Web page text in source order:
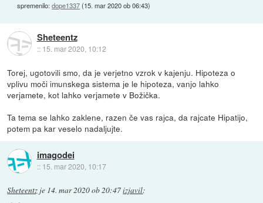
spremenilo:dope1337(15. mar 2020 ob 06:43)
Sheteentz
:: 15. mar 2020, 10:12
Torej, ugotovili smo, da je verjetno vzrok v kajenju. Hipoteza o
vplivu moči imunskega sistema je le hipoteza, vanjo lahko
verjamete, kot lahko verjamete v Božička.
Ta tema se lahko zaklene, razen če vas rajca, da rajcate Hipatijo,
potem pa kar veselo nadaljujte.
imagodei
:: 15. mar 2020, 10:17
Sheteentz je 14. mar 2020 ob 20:47izjavil: